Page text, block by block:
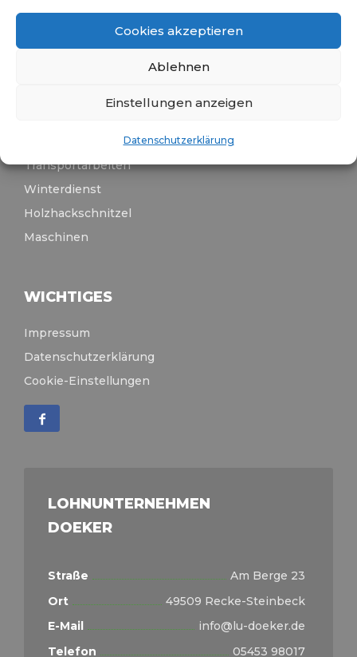
Cookies akzeptieren
Ablehnen
Einstellungen anzeigen
Datenschutzerklärung
Aussaat
Grünlandbearbeitung
Transportarbeiten
Winterdienst
Holzhackschnitzel
Maschinen
WICHTIGES
Impressum
Datenschutzerklärung
Cookie-Einstellungen
LOHNUNTERNEHMEN
DOEKER
Straße
Am Berge 23
Ort
49509 Recke-Steinbeck
E-Mail
info@lu-doeker.de
Telefon
05453 98017